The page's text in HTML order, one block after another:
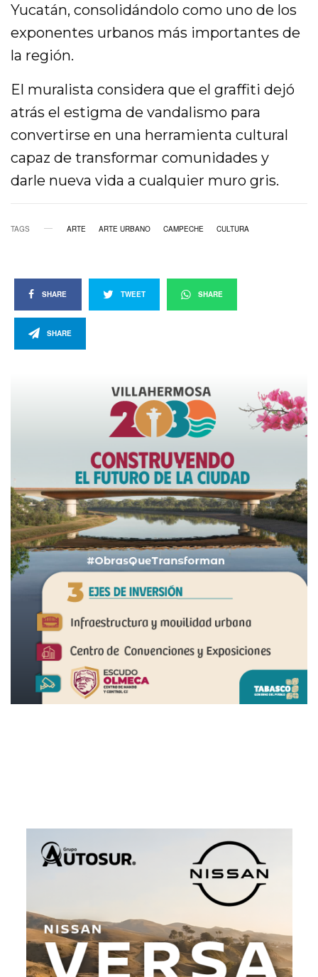
Yucatán, consolidándolo como uno de los
exponentes urbanos más importantes de
la región.
El muralista considera que el graffiti dejó
atrás el estigma de vandalismo para
convertirse en una herramienta cultural
capaz de transformar comunidades y
darle nueva vida a cualquier muro gris.
TAGS ARTE ARTE URBANO CAMPECHE CULTURA
SHARE TWEET SHARE
SHARE